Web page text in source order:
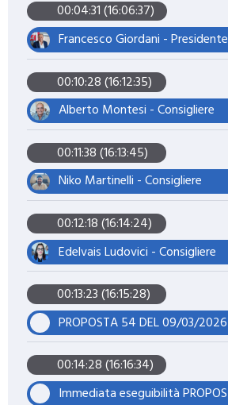
00:04:31 (16:06:37)
00:10:28 (16:12:35)
Alberto Montesi - Consigliere
00:11:38 (16:13:45)
Niko Martinelli - Consigliere
00:12:18 (16:14:24)
Edelvais Ludovici - Consigliere
00:13:23 (16:15:28)
PROPOSTA 54 DEL 09/03/2026
00:14:28 (16:16:34)